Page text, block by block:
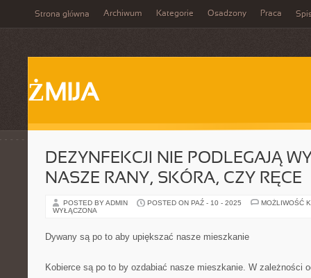
Strona główna Archiwum Kategorie Osadzony Praca
ŻMIJA
DEZYNFEKCJI NIE PODLEGAJĄ
NASZE RANY, SKÓRA, CZY RĘCE
POSTED BY ADMIN POSTED ON PAŹ - 10 - 2025
MOŻLIWOŚĆ
WYŁĄCZONA
Dywany są po to aby upiększać nasze mieszkanie
Kobierce są po to by ozdabiać nasze mieszkanie. W zależności